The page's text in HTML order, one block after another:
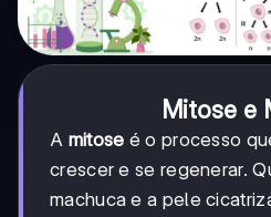
Mitose e
A mitose é o processo
crescer e se regenerar.
machuca e a pele